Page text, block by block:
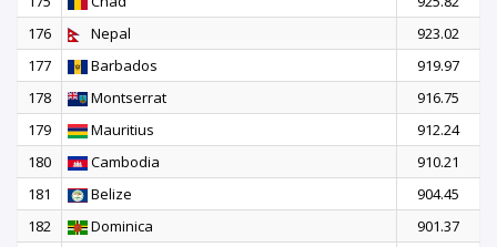
176
Nepal
923.02
177
Barbados
919.97
178
Montserrat
916.75
179
Mauritius
912.24
180
Cambodia
910.21
181
Belize
904.45
182
Dominica
901.37